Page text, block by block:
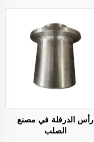
رأس الدرفلة في مصنع
الصلب